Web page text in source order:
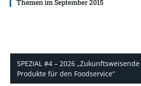
Themen im September 2015
SPEZIAL #4 – 2026
Produkte für den Foodservice“